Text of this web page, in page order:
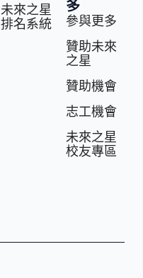
未來之星
排名系統
多
參與更多
贊助未來
之星
贊助機會
志⼯機會
未來之星
校友專區